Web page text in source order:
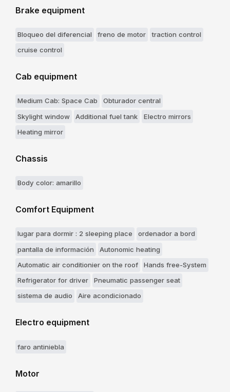
Brake equipment
Bloqueo del diferencial freno de motor
traction control
cruise control
Cab equipment
Medium Cab: Space Cab
Obturador central
Skylight window
Additional fuel tank
Electro mirrors
Heating mirror
Chassis
Body color: amarillo
Comfort Equipment
lugar para dormir : 2 sleeping place
ordenador a bord
pantalla de información
Autonomic heating
Automatic air conditionier on the roof
Hands free-System
Refrigerator for driver
Pneumatic passenger seat
sistema de audio
Aire acondicionado
Electro equipment
faro antiniebla
Motor